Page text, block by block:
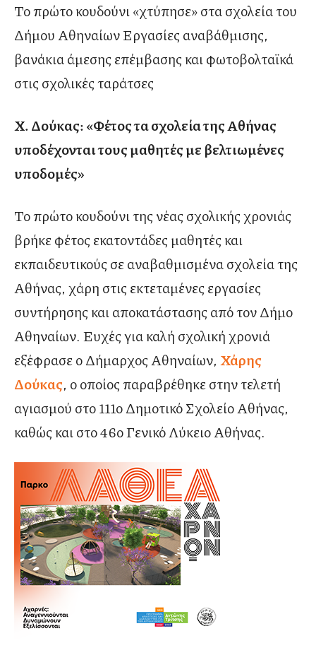
Το πρώτο κουδούνι «χτύπησε» στα σχολεία του
Δήμου Αθηναίων Εργασίες αναβάθμισης,
βανάκια άμεσης επέμβασης και φωτοβολταϊκά
στις σχολικές ταράτσες
Χ. Δούκας: «Φέτος τα σχολεία της Αθήνας
υποδέχονται τους μαθητές με βελτιωμένες
υποδομές»
Το πρώτο κουδούνι της νέας σχολικής χρονιάς
βρήκε φέτος εκατοντάδες μαθητές και
εκπαιδευτικούς σε αναβαθμισμένα σχολεία της
Αθήνας, χάρη στις εκτεταμένες εργασίες
συντήρησης και αποκατάστασης από τον Δήμο
Αθηναίων. Ευχές για καλή σχολική χρονιά
εξέφρασε ο Δήμαρχος Αθηναίων, Χάρης
Δούκας, ο οποίος παραβρέθηκε στην τελετή
αγιασμού στο 111ο Δημοτικό Σχολείο Αθήνας,
καθώς και στο 46ο Γενικό Λύκειο Αθήνας.